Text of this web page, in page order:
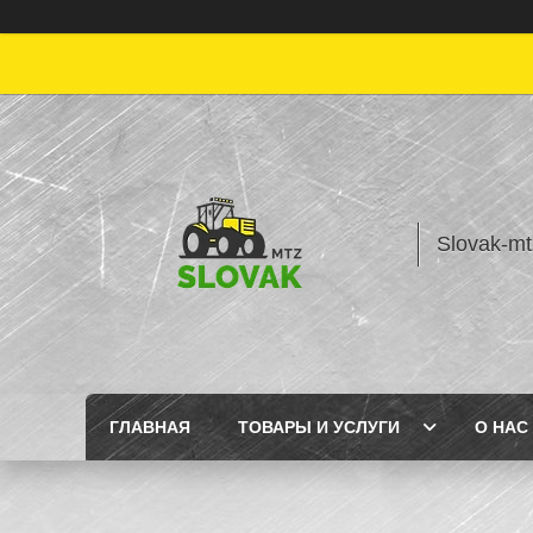
Slovak-
ГЛАВНАЯ ТОВАРЫ И УСЛУГИ О НАС